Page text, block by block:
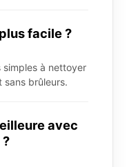
facile ?
simples à nettoyer
sans brûleurs.
avec